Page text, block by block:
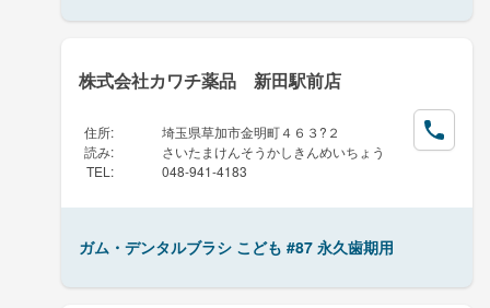
株式会社カワチ薬品 新田駅前店
住所:
埼玉県草加市金明町４６３?２
読み:
さいたまけんそうかしきんめいちょう
TEL : 048-941-4183
ガム・デンタルブラシ こども #87 永久歯期用